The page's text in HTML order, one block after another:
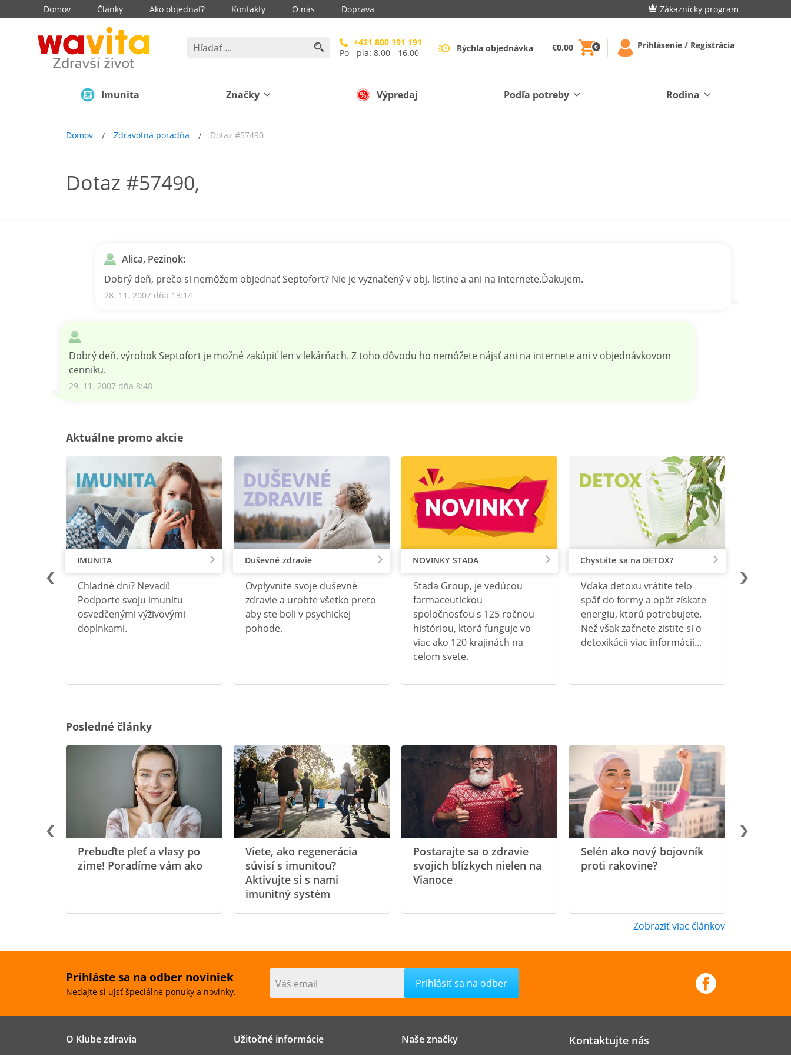
Domov Články Ako objednať? Kontakty O nás Doprava Zákaznícky program
+421 800 191 191
Po - pia: 8.00 - 16.00
Rýchla objednávka €0,00 0 Prihlásenie / Registrácia
Imunita Značky Výpredaj Podľa potreby Rodina
Domov Zdravotná poradňa Dotaz #57490
Dotaz #57490,
Alica, Pezinok:
Dobrý deň, prečo si nemôžem objednať Septofort? Nie je vyznačený v obj. listine a ani na internete.Ďakujem.
28. 11. 2007 dňa 13:14
Dobrý deň, výrobok Septofort je možné zakúpiť len v lekárňach. Z toho dôvodu ho nemôžete nájsť ani na internete ani v objednávkovom
cenníku.
29. 11. 2007 dňa 8:48
Aktuálne promo akcie
IMUNITA
Chladné dni? Nevadí!
Podporte svoju imunitu
osvedčenými výživovými
doplnkami.
Duševné zdravie
Ovplyvnite svoje duševné
zdravie a urobte všetko preto
aby ste boli v psychickej
pohode.
NOVINKY STADA
Stada Group, je vedúcou
farmaceutickou
spoločnosťou s 125 ročnou
históriou, ktorá funguje vo
viac ako 120 krajinách na
celom svete.
Chystáte sa na DETOX?
Vďaka detoxu vrátite telo
späť do formy a opäť získate
energiu, ktorú potrebujete.
Než však začnete zistite si o
detoxikácii viac informácií...
Posledné články
Prebuďte pleť a vlasy po
zime! Poradíme vám ako
Viete, ako regenerácia
súvisí s imunitou?
Aktivujte si s nami
imunitný systém
Postarajte sa o zdravie
svojich blízkych nielen na
Vianoce
Selén ako nový bojovník
proti rakovine?
Zobraziť viac článkov
Prihláste sa na odber noviniek
Nedajte si ujsť špeciálne ponuky a novinky.
Váš email
O Klube zdravia Užitočné informácie Naše značky Kontaktujte nás